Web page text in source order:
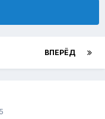
ВПЕРЁД